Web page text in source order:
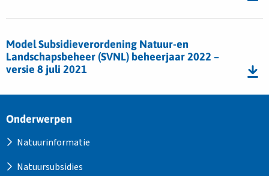
versie
2023
kwaliteitsimpuls
en
landschap
(SKNL)
18
2021
Model Subsidieverordening Natuur-en
Landschapsbeheer (SVNL) beheerjaar 2022 –
versie 8 juli 2021
bestand
Model
Subsidieverordening
en
Landschapsbeheer
(SVNL)
beheerjaar
–
Site
Onderwerpen
Natuurinformatie
Natuursubsidies